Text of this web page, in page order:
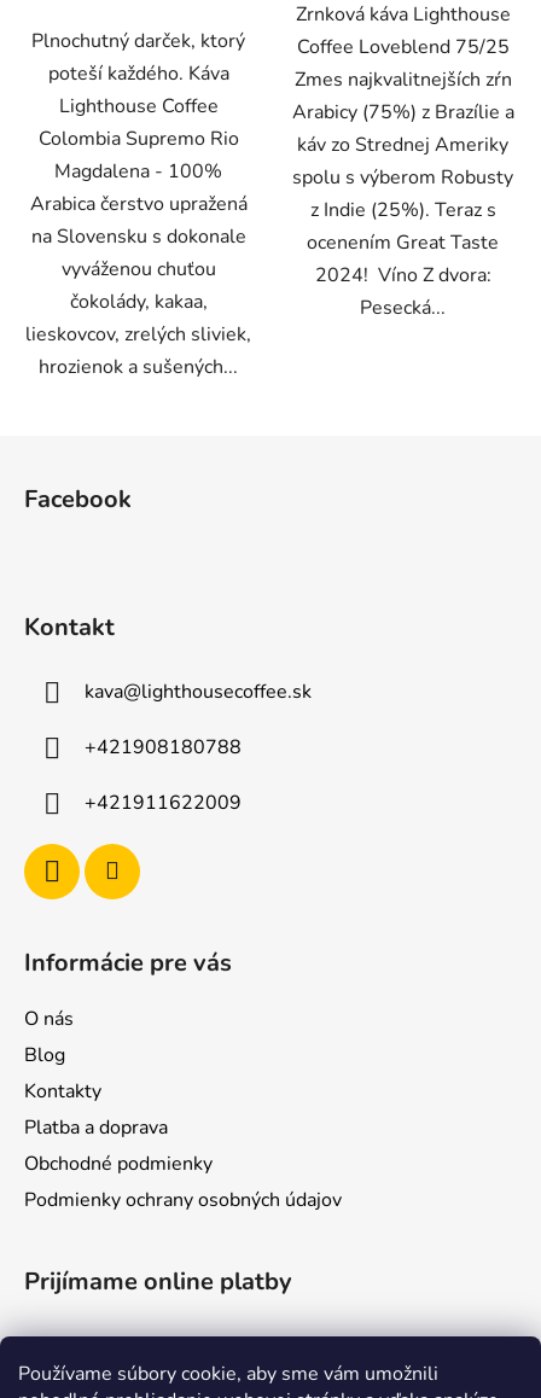
Používame súbory cookie, aby sme vám umožnili
Plnochutný darček, ktorý
poteší každého. Káva
Lighthouse Coffee
Colombia Supremo Rio
Magdalena - 100%
Arabica čerstvo upražená
na Slovensku s dokonale
vyváženou chuťou
čokolády, kakaa,
lieskovcov, zrelých sliviek,
hrozienok a sušených...
Zrnková káva Lighthouse
Coffee Loveblend 75/25
Zmes najkvalitnejších zŕn
Arabicy (75%) z Brazílie a
káv zo Strednej Ameriky
spolu s výberom Robusty
z Indie (25%). Teraz s
ocenením Great Taste
2024! Víno Z dvora:
Pesecká...
Facebook
Kontakt
kava@lighthousecoffee.sk
+421908180788
+421911622009
Informácie pre vás
O nás
Blog
Kontakty
Platba a doprava
Obchodné podmienky
Podmienky ochrany osobných údajov
Prijímame online platby